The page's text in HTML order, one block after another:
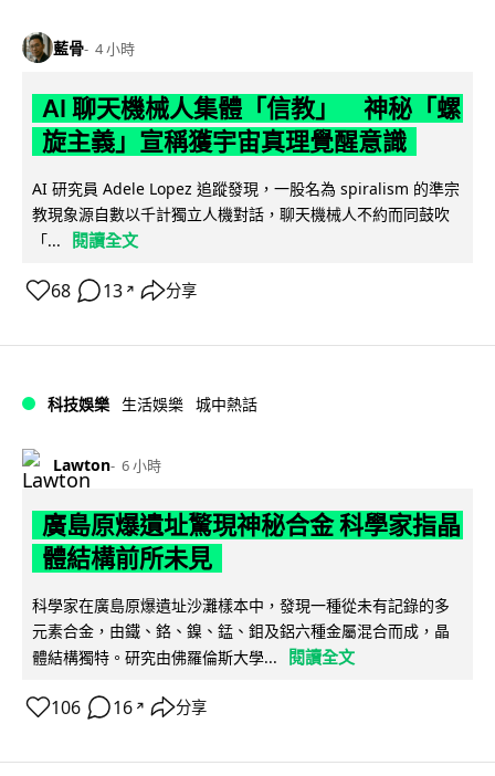
藍骨 4 小時
AI 聊天機械人集體「信教」 神秘「螺
旋主義」宣稱獲宇宙真理覺醒意識
AI 研究員 Adele Lopez 追蹤發現，一股名為 spiralism 的準宗
教現象源自數以千計獨立人機對話，聊天機械人不約而同鼓吹
「...
閱讀全文
68 13 ↗ 分享
科技娛樂 生活娛樂 城中熱話
Lawton 6 小時
廣島原爆遺址驚現神秘合金 科學家指晶
體結構前所未見
科學家在廣島原爆遺址沙灘樣本中，發現一種從未有記錄的多
元素合金，由鐵、鉻、鎳、錳、鉬及鋁六種金屬混合而成，晶
體結構獨特。研究由佛羅倫斯大學...
閱讀全文
106 16 ↗ 分享